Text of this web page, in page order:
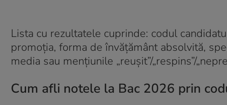
Lista cu rezultatele cuprinde: codul
promoția, forma de învățământ absolvită,
media sau mențiunile „reușit”/„respins”/
Cum afli notele la Bac 2026 prin